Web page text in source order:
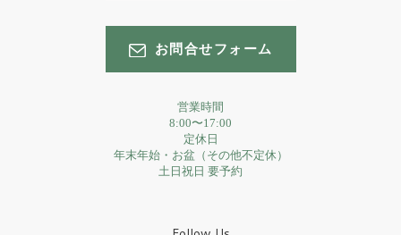
お問合せフォーム
営業時間
8:00〜17:00
定休日
年末年始・お盆（その他不定休）
土日祝日 要予約